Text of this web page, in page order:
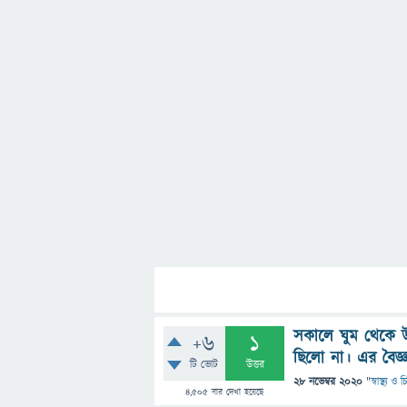
+6
টি ভোট
1
উত্তর
4,505বার দেখা হয়েছে
সকালে ঘুম থেকে
ছিলো না। এর
28 নভেম্বর 2020 "স্বাস্থ্য ও